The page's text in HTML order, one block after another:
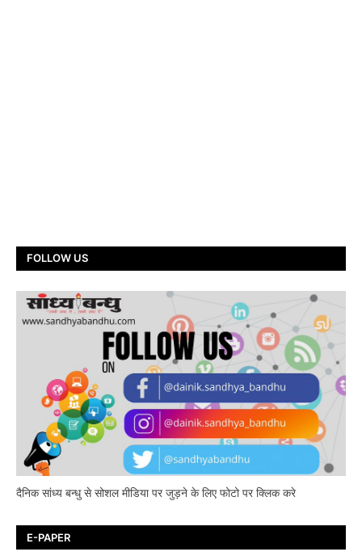
FOLLOW US
दैनिक सांध्य बन्धु से सोशल मीडिया पर जुड़ने के लिए फोटो पर क्लिक करे
E-PAPER